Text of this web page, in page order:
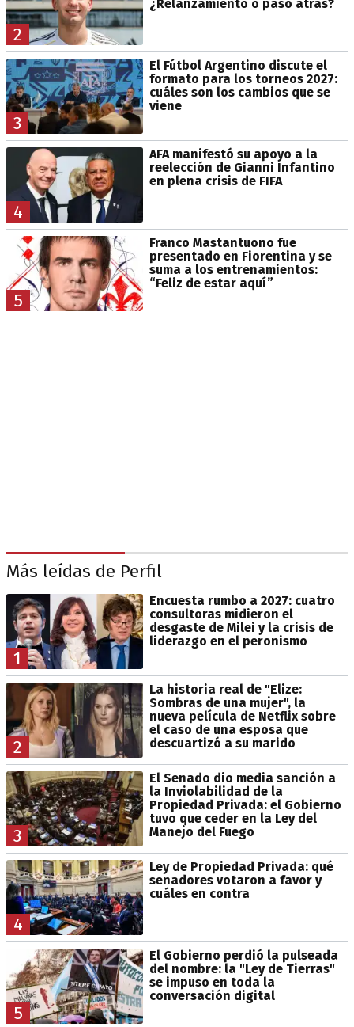
2
¿Relanzamiento o paso atrás?
3
El Fútbol Argentino discute el
formato para los torneos 2027:
cuáles son los cambios que se
viene
4
AFA manifestó su apoyo a la
reelección de Gianni Infantino
en plena crisis de FIFA
5
Franco Mastantuono fue
presentado en Fiorentina y se
suma a los entrenamientos:
“Feliz de estar aquí”
Más leídas de Perfil
1
Encuesta rumbo a 2027: cuatro
consultoras midieron el
desgaste de Milei y la crisis de
liderazgo en el peronismo
2
La historia real de "Elize:
Sombras de una mujer", la
nueva película de Netflix sobre
el caso de una esposa que
descuartizó a su marido
3
El Senado dio media sanción a
la Inviolabilidad de la
Propiedad Privada: el Gobierno
tuvo que ceder en la Ley del
Manejo del Fuego
4
Ley de Propiedad Privada: qué
senadores votaron a favor y
cuáles en contra
5
El Gobierno perdió la pulseada
del nombre: la "Ley de Tierras"
se impuso en toda la
conversación digital